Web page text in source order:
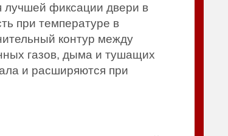
фиксации двери в
при температуре в
контур между
газов, дыма и тушащих
и расширяются при